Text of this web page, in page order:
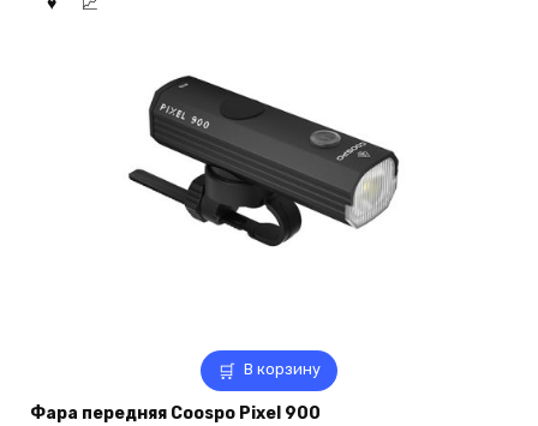
В корзину
Фара передняя Coospo Pixel 900